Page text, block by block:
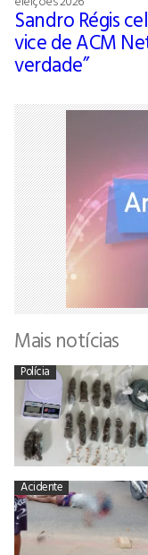
Sandro Régis
vice de ACM
verdade”
Mais notícias
Polícia
Acidente